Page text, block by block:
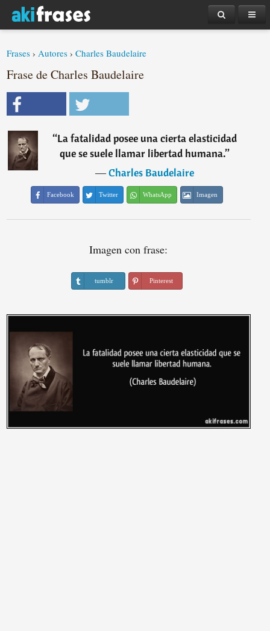
Frases ›Autores ›Charles Baudelaire
Frase de Charles Baudelaire
“La fatalidad posee una cierta elasticidad
que se suele llamar libertad humana.”
―Charles Baudelaire
Facebook Twitter WhatsApp Imagen
Imagen con frase:
tumblr Pinterest